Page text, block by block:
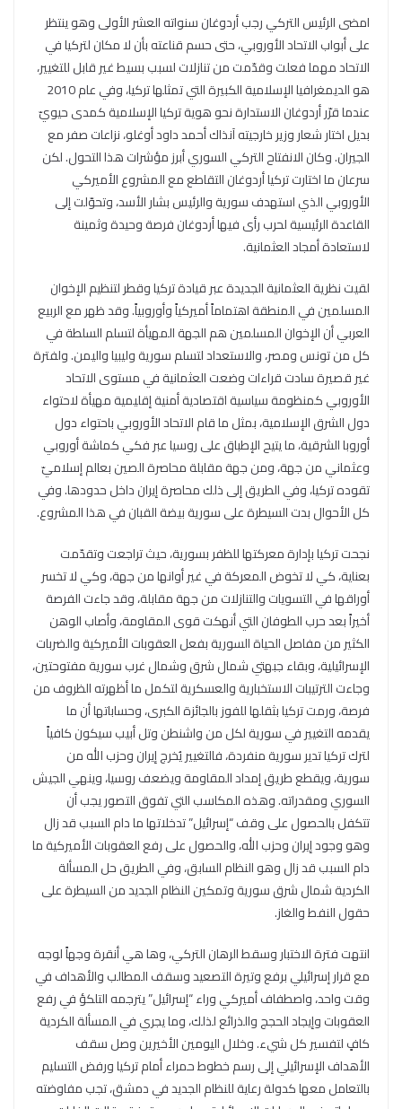
امضى الرئيس التركي رجب أردوغان سنواته العشر الأولى وهو ينتظر
على أبواب الاتحاد الأوروبي، حتى حسم قناعته بأن لا مكان لتركيا في
الاتحاد مهما فعلت وقدّمت من تنازلات لسبب بسيط غير قابل للتغيير،
هو الديمغرافيا الإسلامية الكبيرة التي تمثلها تركيا، وفي عام 2010
عندما قرّر أردوغان الاستدارة نحو هوية تركيا الإسلامية كمدى حيويّ
بديل اختار شعار وزير خارجيته آنذاك أحمد داود أوغلو، نزاعات صفر مع
الجيران. وكان الانفتاح التركي السوري أبرز مؤشرات هذا التحول. لكن
سرعان ما اختارت تركيا أردوغان التقاطع مع المشروع الأميركي
الأوروبي الذي استهدف سورية والرئيس بشار الأسد، وتحوّلت إلى
القاعدة الرئيسية لحرب رأى فيها أردوغان فرصة وحيدة وثمينة
لاستعادة أمجاد العثمانية.
لقيت نظرية العثمانية الجديدة عبر قيادة تركيا وقطر لتنظيم الإخوان
المسلمين في المنطقة اهتماماً أميركياً وأوروبياً. وقد ظهر مع الربيع
العربي أن الإخوان المسلمين هم الجهة المهيأة لتسلم السلطة في
كل من تونس ومصر، والاستعداد لتسلم سورية وليبيا واليمن. ولفترة
غير قصيرة سادت قراءات وضعت العثمانية في مستوى الاتحاد
الأوروبي كمنظومة سياسية اقتصادية أمنية إقليمية مهيأة لاحتواء
دول الشرق الإسلامية، بمثل ما قام الاتحاد الأوروبي باحتواء دول
أوروبا الشرقية، ما يتيح الإطباق على روسيا عبر فكي كماشة أوروبي
وعثماني من جهة، ومن جهة مقابلة محاصرة الصين بعالم إسلاميّ
تقوده تركيا، وفي الطريق إلى ذلك محاصرة إيران داخل حدودها. وفي
كل الأحوال بدت السيطرة على سورية بيضة القبان في هذا المشروع.
نجحت تركيا بإدارة معركتها للظفر بسورية، حيث تراجعت وتقدّمت
بعناية، كي لا تخوض المعركة في غير أوانها من جهة، وكي لا تخسر
أوراقها في التسويات والتنازلات من جهة مقابلة، وقد جاءت الفرصة
أخيراً بعد حرب الطوفان التي أنهكت قوى المقاومة، وأصاب الوهن
الكثير من مفاصل الحياة السورية بفعل العقوبات الأميركية والضربات
الإسرائيلية، وبقاء جبهتي شمال شرق وشمال غرب سورية مفتوحتين،
وجاءت الترتيبات الاستخبارية والعسكرية لتكمل ما أظهرته الظروف من
فرصة، ورمت تركيا بثقلها للفوز بالجائزة الكبرى، وحساباتها أن ما
يقدمه التغيير في سورية لكل من واشنطن وتل أبيب سيكون كافياً
لترك تركيا تدير سورية منفردة، فالتغيير يُخرج إيران وحزب الله من
سورية، ويقطع طريق إمداد المقاومة ويضعف روسيا، وينهي الجيش
السوري ومقدراته. وهذه المكاسب التي تفوق التصور يجب أن
تتكفل بالحصول على وقف “إسرائيل” تدخلاتها ما دام السبب قد زال
وهو وجود إيران وحزب الله، والحصول على رفع العقوبات الأميركية ما
دام السبب قد زال وهو النظام السابق، وفي الطريق حل المسألة
الكردية شمال شرق سورية وتمكين النظام الجديد من السيطرة على
حقول النفط والغاز.
انتهت فترة الاختبار وسقط الرهان التركي، وها هي أنقرة وجهاً لوجه
مع قرار إسرائيلي برفع وتيرة التصعيد وسقف المطالب والأهداف في
وقت واحد، واصطفاف أميركي وراء “إسرائيل” يترجمه التلكؤ في رفع
العقوبات وإيجاد الحجج والذرائع لذلك، وما يجري في المسألة الكردية
كافٍ لتفسير كل شيء. وخلال اليومين الأخيرين وصل سقف
الأهداف الإسرائيلي إلى رسم خطوط حمراء أمام تركيا ورفض التسليم
بالتعامل معها كدولة رعاية للنظام الجديد في دمشق، تجب مفاوضته